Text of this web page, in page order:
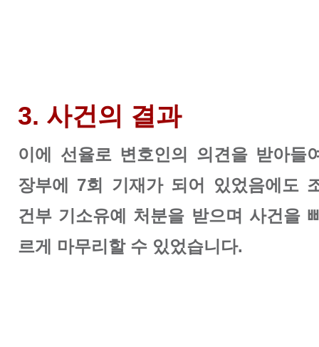
3. 사건의 결과
이에 선율로 변호인의 의견을 받아들
장부에 7회 기재가 되어 있었음에도
건부 기소유예 처분을 받으며 사건을
르게 마무리할 수 있었습니다.